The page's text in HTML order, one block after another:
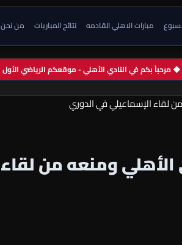
مبارات الاهلي القادمه نتائج المباريات من نحن
◆ مرحباً بكم في النادي الأهلي - موقعكم الرياضي الأول
لقاء الإسماعيلي في الدوري
ومنعه من لقاء